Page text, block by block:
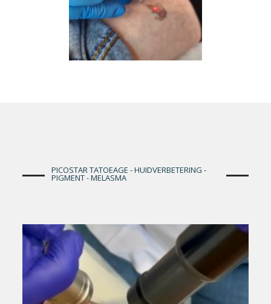
PICOSTAR TATOEAGE - HUIDVERBETERING -
PIGMENT - MELASMA